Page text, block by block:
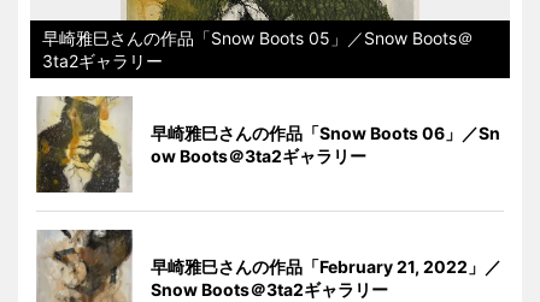
早崎雅巳さんの作品「Snow Boots 05」／Snow Boots＠
3ta2ギャラリー
早崎雅巳さんの作品「Snow Boots 06」／Sn
ow Boots＠3ta2ギャラリー
早崎雅巳さんの作品「February 21, 2022」／
Snow Boots＠3ta2ギャラリー